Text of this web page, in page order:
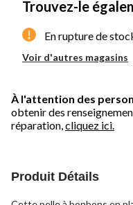
Trouvez-le
En rupture de
Voir d'autres magasins
À l'attention des
obtenir des
réparation, cliquez ici.
Produit Détails